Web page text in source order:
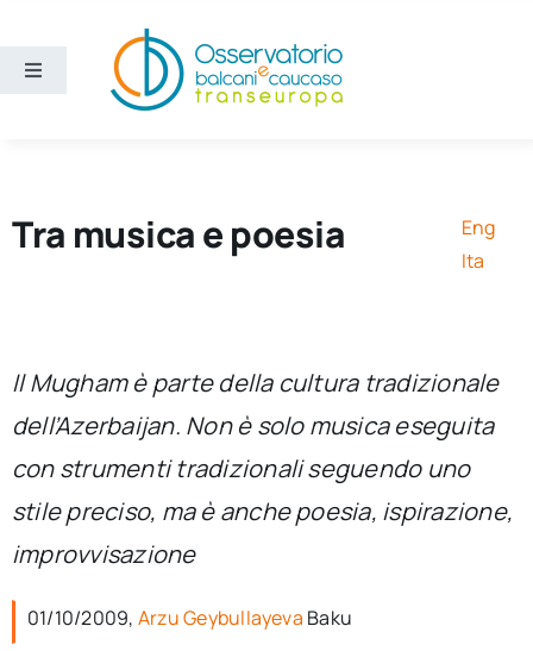
contenuto
Toggle
Sezioni
Cerca
per:
Newsletter
Tra musica e poesia
Eng
Ita
Il Mugham è parte della cultura tradizionale
dell’Azerbaijan. Non è solo musica eseguita
con strumenti tradizionali seguendo uno
stile preciso, ma è anche poesia, ispirazione,
improvvisazione
01/10/2009, Arzu Geybullayeva Baku